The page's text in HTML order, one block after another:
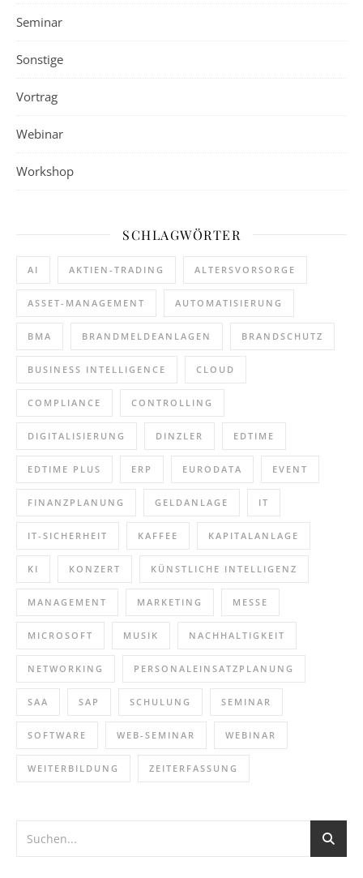
Seminar
Sonstige
Vortrag
Webinar
Workshop
SCHLAGWÖRTER
AI AKTIEN-TRADING ALTERSVORSORGE
ASSET-MANAGEMENT AUTOMATISIERUNG
BMA BRANDMELDEANLAGEN BRANDSCHUTZ
BUSINESS INTELLIGENCE CLOUD
COMPLIANCE CONTROLLING
DIGITALISIERUNG DINZLER EDTIME
EDTIME PLUS ERP EURODATA EVENT
FINANZPLANUNG GELDANLAGE IT
IT-SICHERHEIT KAFFEE KAPITALANLAGE
KI KONZERT KÜNSTLICHE INTELLIGENZ
MANAGEMENT MARKETING MESSE
MICROSOFT MUSIK NACHHALTIGKEIT
NETWORKING PERSONALEINSATZPLANUNG
SAA SAP SCHULUNG SEMINAR
SOFTWARE WEB-SEMINAR WEBINAR
WEITERBILDUNG ZEITERFASSUNG